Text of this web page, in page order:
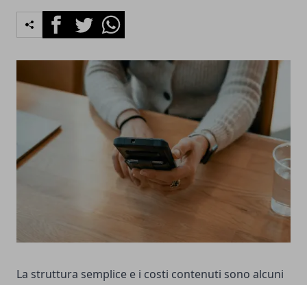
FacebookTwitterWhatsapp
La struttura semplice e i costi contenuti sono alcuni